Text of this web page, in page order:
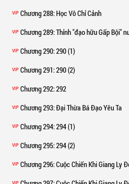
VIP Chương 288: Học Vô Chỉ Cảnh
VIP Chương 289: Thỉnh "đạo hữu Gấp Bội"
VIP Chương 290: 290 (1)
VIP Chương 291: 290 (2)
VIP Chương 292: 292
VIP Chương 293: Đại Thừa Bá Đạo Yêu Ta
VIP Chương 294: 294 (1)
VIP Chương 295: 294 (2)
VIP Chương 296: Cuộc Chiến Khi Giang Ly